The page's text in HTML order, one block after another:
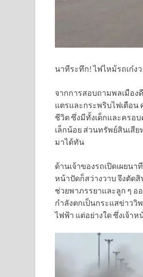
นาทีระทึก! ไฟไหม้รถเก๋ง
จากการสอบถามพลเมือง
แตรและกระพริบไฟเตือน
ชีวิต ซึ่งมีทั้งเด็กและครอ
เล็กน้อย ส่วนทรัพย์สินเสี
มาได้ทัน
ด้านเจ้าของรถเปิดเผยน
หน้าปัดก็สว่างวาบ จึงตัด
ช่วยพาภรรยาและลูก ๆ อ
กำลังตกเป็นกระแสข่าว
ไฟฟ้า แต่อย่างใด ซึ่งเจ้า